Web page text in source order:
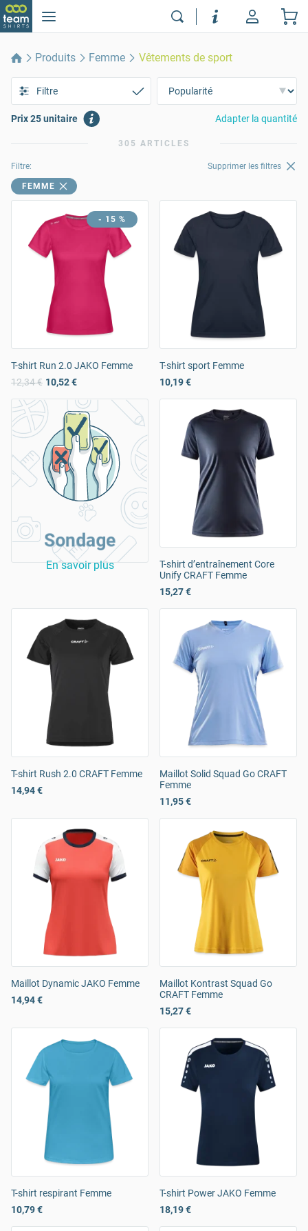
Produits Femme Vêtements de sport
Filtre
Prix 25 unitaire Adapter la quantité
305 ARTICLES
Filtre: Supprimer les filtres
FEMME
- 15 %
T-shirt Run 2.0 JAKO Femme
12,34 € 10,52 €
T-shirt sport Femme
10,19 €
Sondage
En savoir plus
T-shirt d’entraînement Core
Unify CRAFT Femme
15,27 €
T-shirt Rush 2.0 CRAFT Femme
14,94 €
Maillot Solid Squad Go CRAFT
Femme
11,95 €
Maillot Dynamic JAKO Femme
14,94 €
Maillot Kontrast Squad Go
CRAFT Femme
15,27 €
T-shirt respirant Femme
10,79 €
T-shirt Power JAKO Femme
18,19 €